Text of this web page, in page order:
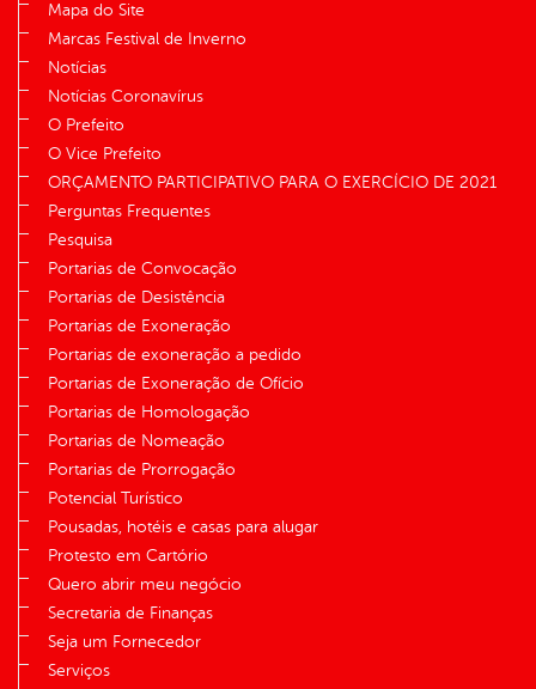
Mapa do Site
Marcas Festival de Inverno
Notícias
Notícias Coronavírus
O Prefeito
O Vice Prefeito
ORÇAMENTO PARTICIPATIVO PARA O EXERCÍCIO DE 2021
Perguntas Frequentes
Pesquisa
Portarias de Convocação
Portarias de Desistência
Portarias de Exoneração
Portarias de exoneração a pedido
Portarias de Exoneração de Ofício
Portarias de Homologação
Portarias de Nomeação
Portarias de Prorrogação
Potencial Turístico
Pousadas, hotéis e casas para alugar
Protesto em Cartório
Quero abrir meu negócio
Secretaria de Finanças
Seja um Fornecedor
Serviços